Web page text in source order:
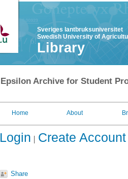
Sveriges lantbruksuniversitet
Swedish University of
Library
Epsilon Archive for Student
Home About
Login Create Account
Share